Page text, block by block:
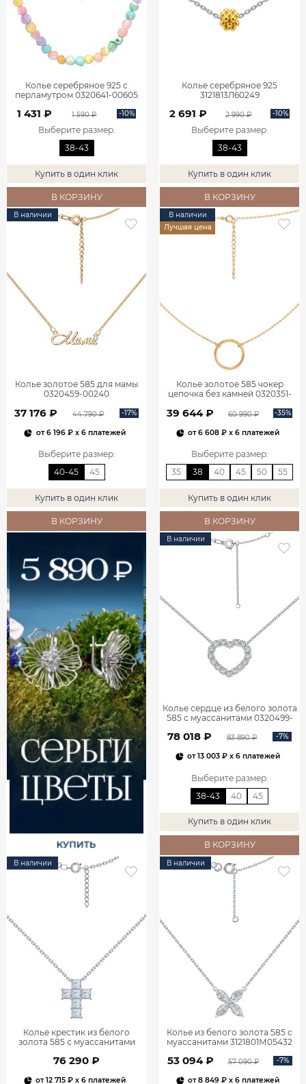
Колье серебряное 925 с
перламутром 0320641-00605
1 431 ₽ 1 590 ₽ -10%
Выберите размер:
38-43
Купить в один клик
В КОРЗИНУ
Колье серебряное 925
3121813Л60249
2 691 ₽ 2 990 ₽ -10%
Выберите размер:
38-43
Купить в один клик
В КОРЗИНУ
В наличии
Колье золотое 585 для мамы
0320459-00240
37 176 ₽ 44 790 ₽ -17%
от6 196 ₽x 6 платежей
Выберите размер:
40-45
45
Купить в один клик
В КОРЗИНУ
В наличии
Лучшая цена
Колье золотое 585 чокер
цепочка без камней 0320351-
39 644 ₽ 60 990 ₽ -35%
от6 608 ₽ x 6 платежей
Выберите размер:
35
38 40 45 50 55
Купить в один клик
В КОРЗИНУ
В наличии
Колье сердце из белого золота
585 с муассанитами 0320499-
78 018 ₽ 83 890 ₽ -7%
от13 003 ₽ x 6 платежей
Выберите размер:
38-43
40 45
Купить в один клик
В КОРЗИНУ
В наличии
Колье крестик из белого
золота 585 с муассанитами
76 290 ₽
от12 715 ₽ x 6 платежей
В наличии
Колье из белого золота 585 с
муассанитами 3121801М05432
53 094 ₽ 57 090 ₽ -7%
от8 849 ₽ x 6 платежей